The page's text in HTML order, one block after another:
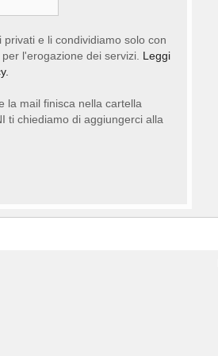
e li condividiamo solo con
l'erogazione dei servizi. Leggi
la mail finisca nella cartella
ti chiediamo di aggiungerci alla